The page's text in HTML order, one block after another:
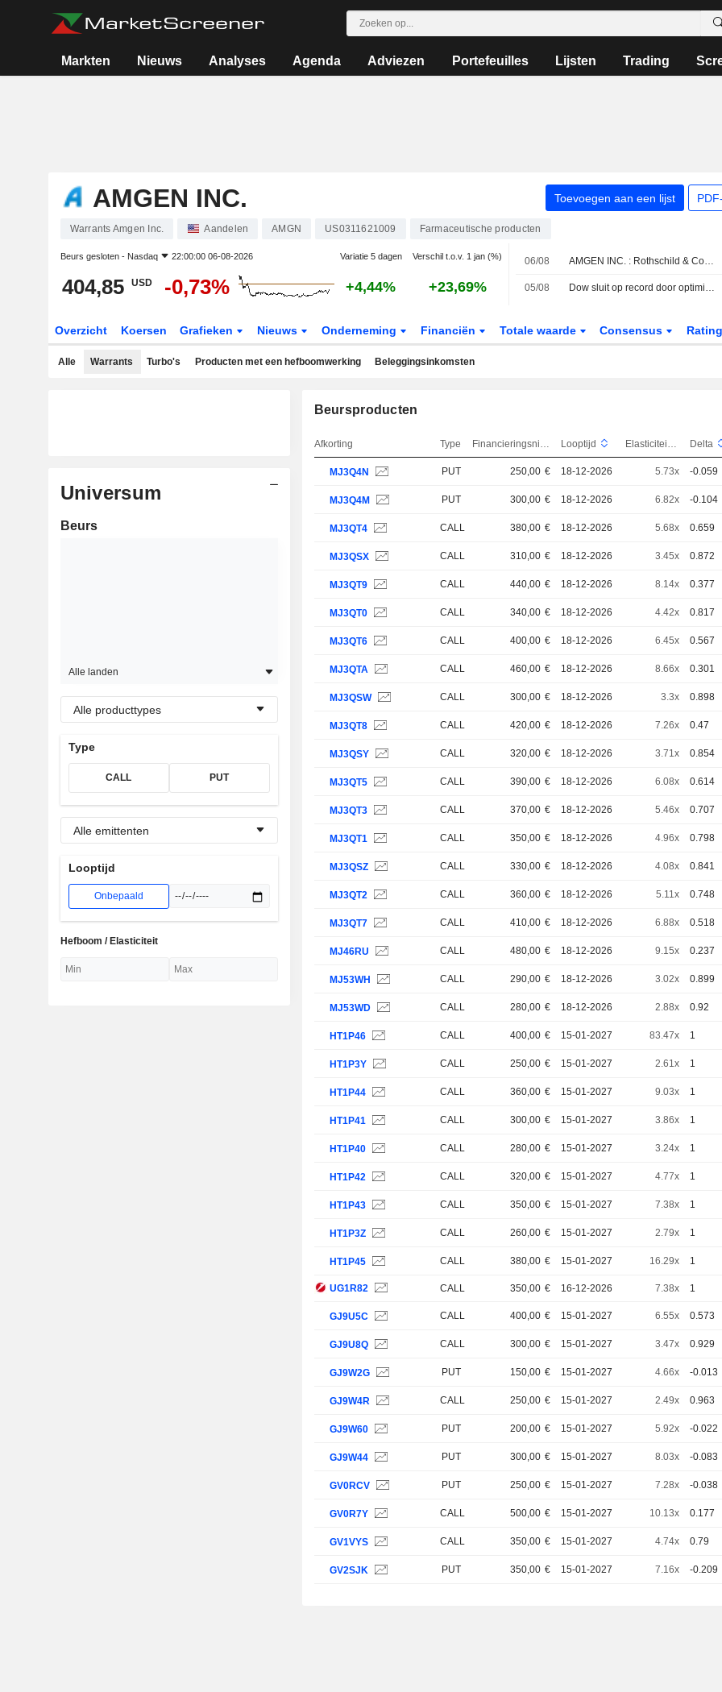
Markten Nieuws Analyses Agenda Adviezen Portefeuilles Lijsten Trading
AMGEN INC. Toevoegen aan een lijst
Warrants Amgen Inc. Aandelen AMGN US0311621009 Farmaceutische producten
Beurs gesloten - Nasdaq 22:00:00 06-08-2026 Variatie 5 dagen Verschil t.o.v. 1 jan (%)
404,85 USD -0,73% +4,44% +23,69%
06/08 AMGEN INC. : Rothschild & Co Redburn is negatief
05/08 Dow sluit op record door optimisme over Midden-Oosten; SpaceX en AMD drukken Nasdaq
Overzicht Koersen Grafieken Nieuws Onderneming Financiën Totale waarde Consensus
Alle Warrants Turbo's Producten met een hefboomwerking Beleggingsinkomsten
Universum
Beurs
Alle landen
Alle producttypes
Type
CALL PUT
Alle emittenten
Looptijd
Onbepaald
Hefboom / Elasticiteit
Beursproducten
Afkorting Type Financieringsniveau Looptijd Elasticiteit Delta
MJ3Q4N PUT 250,00 € 18-12-2026 5.73x -0.059
MJ3Q4M PUT 300,00 € 18-12-2026 6.82x -0.104
MJ3QT4 CALL 380,00 € 18-12-2026 5.68x 0.659
MJ3QSX CALL 310,00 € 18-12-2026 3.45x 0.872
MJ3QT9 CALL 440,00 € 18-12-2026 8.14x 0.377
MJ3QT0 CALL 340,00 € 18-12-2026 4.42x 0.817
MJ3QT6 CALL 400,00 € 18-12-2026 6.45x 0.567
MJ3QTA CALL 460,00 € 18-12-2026 8.66x 0.301
MJ3QSW CALL 300,00 € 18-12-2026 3.3x 0.898
MJ3QT8 CALL 420,00 € 18-12-2026 7.26x 0.47
MJ3QSY CALL 320,00 € 18-12-2026 3.71x 0.854
MJ3QT5 CALL 390,00 € 18-12-2026 6.08x 0.614
MJ3QT3 CALL 370,00 € 18-12-2026 5.46x 0.707
MJ3QT1 CALL 350,00 € 18-12-2026 4.96x 0.798
MJ3QSZ CALL 330,00 € 18-12-2026 4.08x 0.841
MJ3QT2 CALL 360,00 € 18-12-2026 5.11x 0.748
MJ3QT7 CALL 410,00 € 18-12-2026 6.88x 0.518
MJ46RU CALL 480,00 € 18-12-2026 9.15x 0.237
MJ53WH CALL 290,00 € 18-12-2026 3.02x 0.899
MJ53WD CALL 280,00 € 18-12-2026 2.88x 0.92
HT1P46 CALL 400,00 € 15-01-2027 83.47x 1
HT1P3Y CALL 250,00 € 15-01-2027 2.61x 1
HT1P44 CALL 360,00 € 15-01-2027 9.03x 1
HT1P41 CALL 300,00 € 15-01-2027 3.86x 1
HT1P40 CALL 280,00 € 15-01-2027 3.24x 1
HT1P42 CALL 320,00 € 15-01-2027 4.77x 1
HT1P43 CALL 350,00 € 15-01-2027 7.38x 1
HT1P3Z CALL 260,00 € 15-01-2027 2.79x 1
HT1P45 CALL 380,00 € 15-01-2027 16.29x 1
UG1R82 CALL 350,00 € 16-12-2026 7.38x 1
GJ9U5C CALL 400,00 € 15-01-2027 6.55x 0.573
GJ9U8Q CALL 300,00 € 15-01-2027 3.47x 0.929
GJ9W2G PUT 150,00 € 15-01-2027 4.66x -0.013
GJ9W4R CALL 250,00 € 15-01-2027 2.49x 0.963
GJ9W60 PUT 200,00 € 15-01-2027 5.92x -0.022
GJ9W44 PUT 300,00 € 15-01-2027 8.03x -0.083
GV0RCV PUT 250,00 € 15-01-2027 7.28x -0.038
GV0R7Y CALL 500,00 € 15-01-2027 10.13x 0.177
GV1VYS CALL 350,00 € 15-01-2027 4.74x 0.79
GV2SJK PUT 350,00 € 15-01-2027 7.16x -0.209